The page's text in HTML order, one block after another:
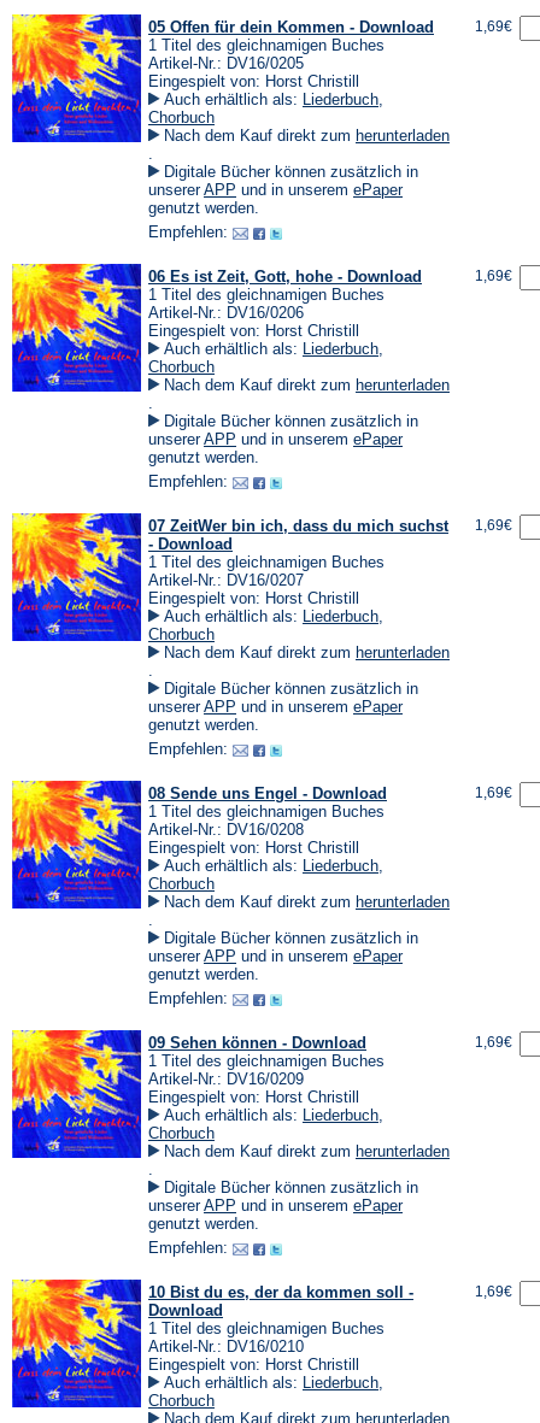
05 Offen für dein Kommen - Download
1 Titel des gleichnamigen Buches
Artikel-Nr.: DV16/0205
Eingespielt von: Horst Christill
Auch erhältlich als: Liederbuch,
Chorbuch
Nach dem Kauf direkt zum herunterladen
in
einem
neuen
Tab)
.
Digitale Bücher können zusätzlich in
unsererAPP (Öffnet
in
neuen
und in unserem ePaper(Öffnet
genutzt werden.
Empfehlen:
1,69€
06 Es ist Zeit, Gott, hohe - Download
1 Titel des gleichnamigen Buches
Artikel-Nr.: DV16/0206
Eingespielt von: Horst Christill
Auch erhältlich als: Liederbuch,
Chorbuch
Nach dem Kauf direkt zum herunterladen
in
einem
neuen
Tab)
.
Digitale Bücher können zusätzlich in
unsererAPP (Öffnet
in
neuen
und in unserem ePaper(Öffnet
genutzt werden.
Empfehlen:
1,69€
07 ZeitWer bin ich, dass du mich suchst
- Download
1 Titel des gleichnamigen Buches
Artikel-Nr.: DV16/0207
Eingespielt von: Horst Christill
Auch erhältlich als: Liederbuch,
Chorbuch
Nach dem Kauf direkt zum herunterladen
in
einem
neuen
Tab)
.
Digitale Bücher können zusätzlich in
unsererAPP (Öffnet
in
neuen
und in unserem ePaper(Öffnet
genutzt werden.
Empfehlen:
1,69€
08 Sende uns Engel - Download
1 Titel des gleichnamigen Buches
Artikel-Nr.: DV16/0208
Eingespielt von: Horst Christill
Auch erhältlich als: Liederbuch,
Chorbuch
Nach dem Kauf direkt zum herunterladen
in
einem
neuen
Tab)
.
Digitale Bücher können zusätzlich in
unsererAPP (Öffnet
in
neuen
und in unserem ePaper(Öffnet
genutzt werden.
Empfehlen:
1,69€
09 Sehen können - Download
1 Titel des gleichnamigen Buches
Artikel-Nr.: DV16/0209
Eingespielt von: Horst Christill
Auch erhältlich als: Liederbuch,
Chorbuch
Nach dem Kauf direkt zum herunterladen
in
einem
neuen
Tab)
.
Digitale Bücher können zusätzlich in
unsererAPP (Öffnet
in
neuen
und in unserem ePaper(Öffnet
genutzt werden.
Empfehlen:
1,69€
10 Bist du es, der da kommen soll -
Download
1 Titel des gleichnamigen Buches
Artikel-Nr.: DV16/0210
Eingespielt von: Horst Christill
Auch erhältlich als: Liederbuch,
Chorbuch
Nach dem Kauf direkt zum herunterladen
1,69€